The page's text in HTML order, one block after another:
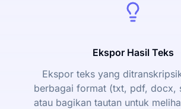
Ekspor Hasil Teks
Ekspor teks yang
berbagai format (txt, pdf, docx,
atau bagikan tautan untuk